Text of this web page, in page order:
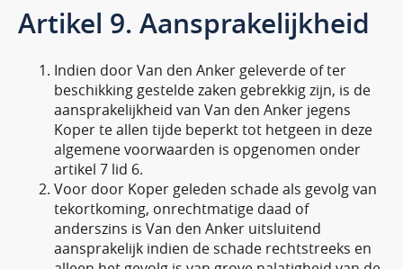
Artikel 9. Aansprakelijkheid
Indien door Van den Anker geleverde of ter
beschikking gestelde zaken gebrekkig zijn, is de
aansprakelijkheid van Van den Anker jegens
Koper te allen tijde beperkt tot hetgeen in deze
algemene voorwaarden is opgenomen onder
artikel 7 lid 6.
Voor door Koper geleden schade als gevolg van
tekortkoming, onrechtmatige daad of
anderszins is Van den Anker uitsluitend
aansprakelijk indien de schade rechtstreeks en